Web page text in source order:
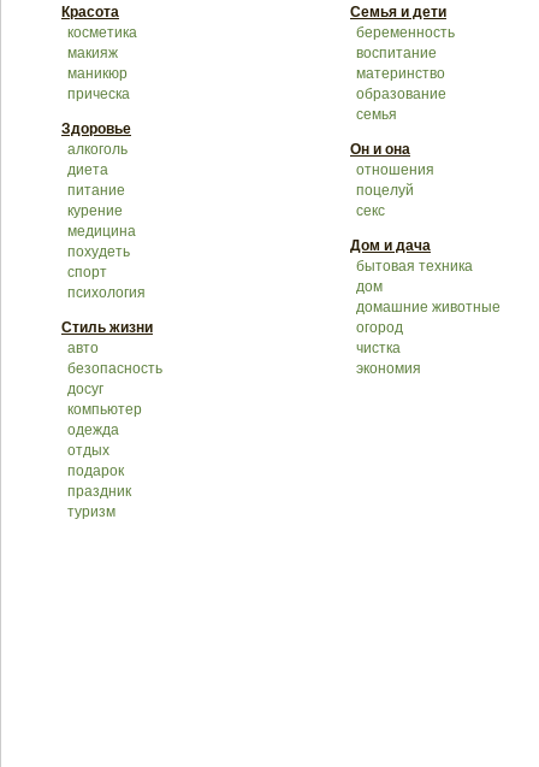
Красота
косметика
макияж
маникюр
прическа
Здоровье
алкоголь
диета
питание
курение
медицина
похудеть
спорт
психология
Стиль жизни
авто
безопасность
досуг
компьютер
одежда
отдых
подарок
праздник
туризм
Семья и дети
беременность
воспитание
материнство
образование
семья
Он и она
отношения
поцелуй
секс
Дом и дача
бытовая техника
дом
домашние животные
огород
чистка
экономия